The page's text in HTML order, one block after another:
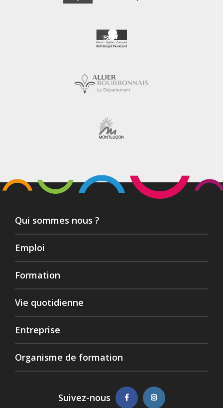
Qui sommes nous ?
Emploi
Formation
Vie quotidienne
Entreprise
Organisme de formation
Suivez-nous